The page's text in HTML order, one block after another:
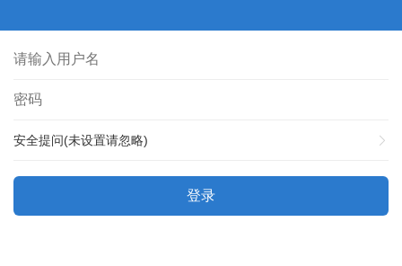
安全提问(未设置请忽略)
登录